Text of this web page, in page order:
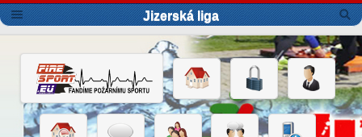
Jizerská liga